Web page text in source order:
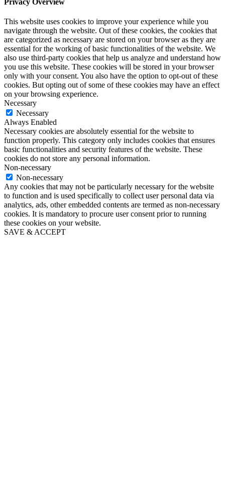
Privacy Overview
This website uses cookies to improve your experience while you
navigate through the website. Out of these cookies, the cookies that
are categorized as necessary are stored on your browser as they are
essential for the working of basic functionalities of the website. We
also use third-party cookies that help us analyze and understand how
you use this website. These cookies will be stored in your browser
only with your consent. You also have the option to opt-out of these
cookies. But opting out of some of these cookies may have an effect
on your browsing experience.
Necessary
Necessary
Always Enabled
Necessary cookies are absolutely essential for the website to
function properly. This category only includes cookies that ensures
basic functionalities and security features of the website. These
cookies do not store any personal information.
Non-necessary
Non-necessary
Any cookies that may not be particularly necessary for the website
to function and is used specifically to collect user personal data via
analytics, ads, other embedded contents are termed as non-necessary
cookies. It is mandatory to procure user consent prior to running
these cookies on your website.
SAVE & ACCEPT